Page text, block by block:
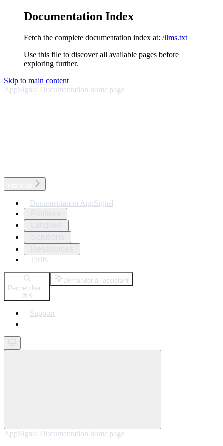
Documentation Index
Fetch the complete documentation index at: /llms.txt
Use this file to discover all available pages before
exploring further.
Skip to main content
AppSignal Documentation home page
Documentation AppSignal
Tarifs
Rechercher...
⌘ K
Demander à l'assistant
Support
AppSignal Documentation home page